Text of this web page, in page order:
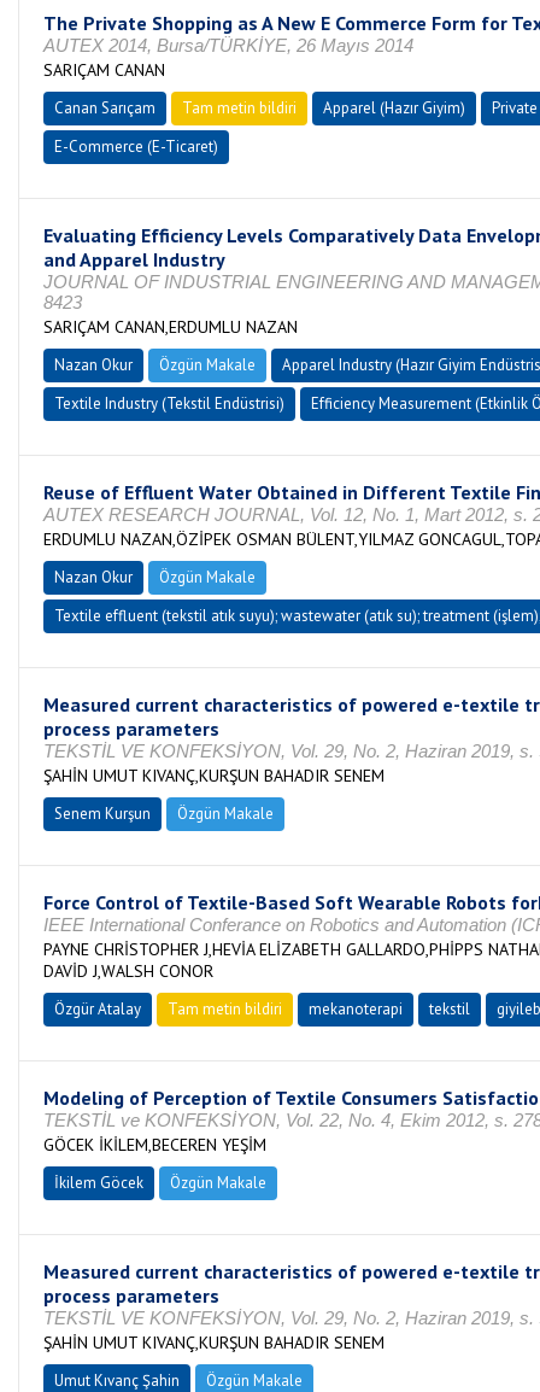
The Private Shopping as A New E Commerce Form for
AUTEX 2014, Bursa/TÜRKİYE, 26 Mayıs 2014
SARIÇAM CANAN
Canan Sarıçam Tam metin bildiri Apparel (Hazır Giyim)
E-Commerce (E-Ticaret)
Evaluating Efficiency Levels Comparatively Data
and Apparel Industry
JOURNAL OF INDUSTRIAL ENGINEERING AND
8423
SARIÇAM CANAN,ERDUMLU NAZAN
Nazan Okur Özgün Makale
Apparel Industry (Hazır Giyim
Textile Industry (Tekstil Endüstrisi)
Efficiency Measurement (Etkinlik
Reuse of Effluent Water Obtained in Different Textile
AUTEX RESEARCH JOURNAL, Vol. 12, No. 1, Mart 2012, s.
ERDUMLU NAZAN,ÖZİPEK OSMAN BÜLENT,YILMAZ
Nazan Okur
Özgün Makale
Textile effluent (tekstil atık suyu); wastewater (atık su); treatment
Measured current characteristics of powered e-textile
process parameters
TEKSTİL VE KONFEKSİYON, Vol. 29, No. 2, Haziran 2019,
ŞAHİN UMUT KIVANÇ,KURŞUN BAHADIR SENEM
Senem Kurşun Özgün Makale
Force Control of Textile-Based Soft Wearable Robots
IEEE International Conferance on Robotics and Automation
PAYNE CHRİSTOPHER J,HEVİA ELİZABETH GALLARDO,PHİPPS
DAVİD J,WALSH CONOR
Özgür Atalay Tam metin bildiri mekanoterapi tekstil
Modeling of Perception of Textile Consumers
TEKSTİL ve KONFEKSİYON, Vol. 22, No. 4, Ekim 2012, s.
GÖCEK İKİLEM,BECEREN YEŞİM
İkilem Göcek Özgün Makale
Measured current characteristics of powered e-textile
process parameters
TEKSTİL VE KONFEKSİYON, Vol. 29, No. 2, Haziran 2019,
ŞAHİN UMUT KIVANÇ,KURŞUN BAHADIR SENEM
Umut Kıvanç Şahin Özgün Makale